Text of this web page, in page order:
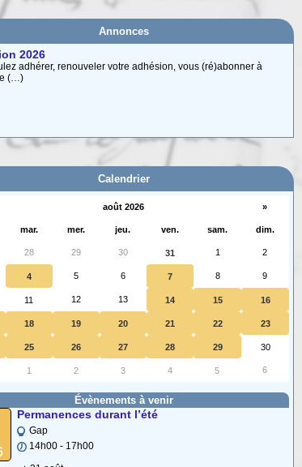
Annonces
2026
adhérer, renouveler votre adhésion, vous (ré)abonner à
(…)
ci-dessous permet de situer facilement une commune
Calendrier
août 2026 »
mar. mer. jeu. ven. sam. dim.
28 29 30 31 1 2
4 5 6 7 8 9
11 12 13 14 15 16
18 19 20 21 22 23
25 26 27 28 29 30
1 2 3 4 5 6
Évènements à venir
Permanences durant l’été
Gap
14h00 - 17h00